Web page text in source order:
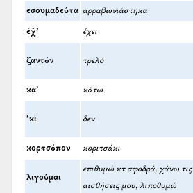
εσουμαδεύτα αρραβωνιάστηκα
έχ̌’ έχει
ζαντόν τρελό
κα’ κάτω
’κι δεν
κορτσόπον κοριτσάκι
λιγούμαι
επιθυμώ κτ σφοδρά, χάνω τις
αισθήσεις μου, λιποθυμώ